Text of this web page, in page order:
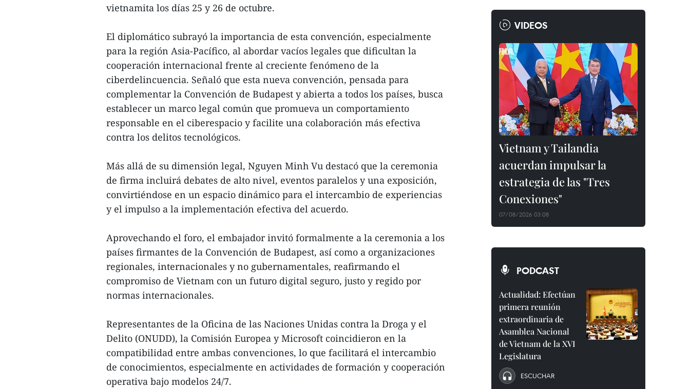
vietnamita los días 25 y 26 de octubre.
El diplomático subrayó la importancia de esta convención, especialmente
para la región Asia-Pacífico, al abordar vacíos legales que dificultan la
cooperación internacional frente al creciente fenómeno de la
ciberdelincuencia. Señaló que esta nueva convención, pensada para
complementar la Convención de Budapest y abierta a todos los países, busca
establecer un marco legal común que promueva un comportamiento
responsable en el ciberespacio y facilite una colaboración más efectiva
contra los delitos tecnológicos.
Más allá de su dimensión legal, Nguyen Minh Vu destacó que la ceremonia
de firma incluirá debates de alto nivel, eventos paralelos y una exposición,
convirtiéndose en un espacio dinámico para el intercambio de experiencias
y el impulso a la implementación efectiva del acuerdo.
Aprovechando el foro, el embajador invitó formalmente a la ceremonia a los
países firmantes de la Convención de Budapest, así como a organizaciones
regionales, internacionales y no gubernamentales, reafirmando el
compromiso de Vietnam con un futuro digital seguro, justo y regido por
normas internacionales.
Representantes de la Oficina de las Naciones Unidas contra la Droga y el
Delito (ONUDD), la Comisión Europea y Microsoft coincidieron en la
compatibilidad entre ambas convenciones, lo que facilitará el intercambio
de conocimientos, especialmente en actividades de formación y cooperación
operativa bajo modelos 24/7.
VIDEOS
Vietnam y Tailandia
acuerdan impulsar la
estrategia de las "Tres
Conexiones"
07/08/2026 03:08
PODCAST
Actualidad: Efectúan
primera reunión
extraordinaria de
Asamblea Nacional
de Vietnam de la XVI
Legislatura
ESCUCHAR